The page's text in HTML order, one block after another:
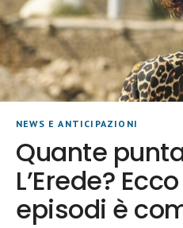
NEWS E ANTICIPAZIONI
Quante
L’Erede?
episodi è